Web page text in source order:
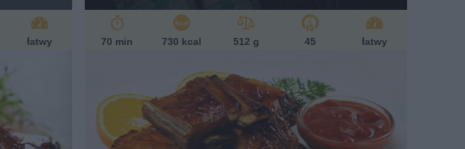
łatwy 70 min 730 kcal 512 g 45 łatwy